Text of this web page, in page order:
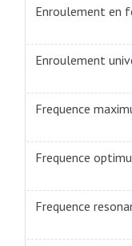
Enroulement en
Enroulement
Frequence
Frequence
Frequence